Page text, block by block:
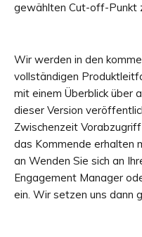
gewählten Cut-off-Punkt
Wir werden in den
vollständigen
mit einem Überblick über
dieser Version
Zwischenzeit
das Kommende erhalten
an Wenden Sie sich an
Engagement Manager
ein. Wir setzen uns dann